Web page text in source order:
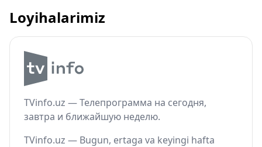
Loyihalarimiz
TVinfo.uz — Телепрограмма на сегодня,
завтра и ближайшую неделю.
TVinfo.uz — Bugun, ertaga va keyingi hafta